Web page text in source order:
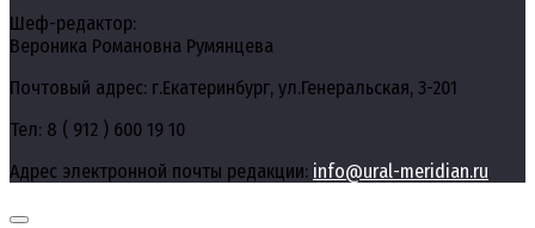
Шеф-редактор:
Вероника Романовна Румянцева
Почтовый адрес: г.Екатеринбург, ул.Генеральская, 3-201
Тел: 8 ( 912 ) 600 19 10
Адрес электронной почты редакции: info@ural-meridian.ru